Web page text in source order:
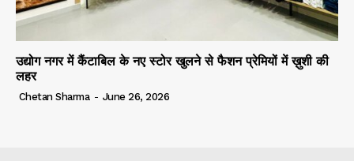
उद्योग नगर में कैंटाबिल के नए स्टोर खुलने से फैशन प्रेमियों में ख़ुशी की
लहर
Chetan Sharma - June 26, 2026